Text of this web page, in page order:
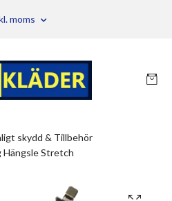
moms
skydd & Tillbehör
Hängsle Stretch